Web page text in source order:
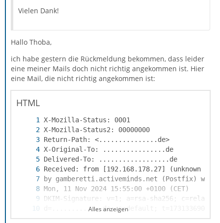
Vielen Dank!
Hallo Thoba,
ich habe gestern die Rückmeldung bekommen, dass leider
eine meiner Mails doch nicht richtig angekommen ist. Hier
eine Mail, die nicht richtig angekommen ist:
HTML
Alles anzeigen